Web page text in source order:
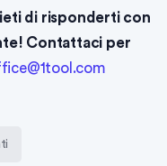
di risponderti con
Contattaci per